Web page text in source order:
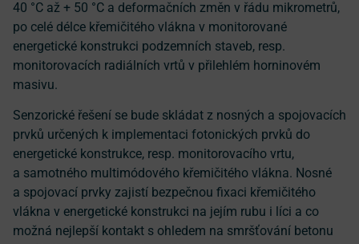
40 °C až + 50 °C a deformačních změn v řádu mikrometrů,
po celé délce křemičitého vlákna v monitorované
energetické konstrukci podzemních staveb, resp.
monitorovacích radiálních vrtů v přilehlém horninovém
masivu.
Senzorické řešení se bude skládat z nosných a spojovacích
prvků určených k implementaci fotonických prvků do
energetické konstrukce, resp. monitorovacího vrtu,
a samotného multimódového křemičitého vlákna. Nosné
a spojovací prvky zajistí bezpečnou fixaci křemičitého
vlákna v energetické konstrukci na jejím rubu i líci a co
možná nejlepší kontakt s ohledem na smršťování betonu